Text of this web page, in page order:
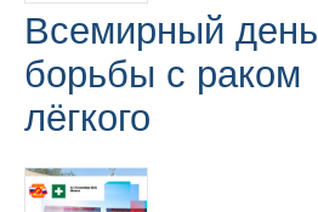
Всемирный день
борьбы с раком
лёгкого